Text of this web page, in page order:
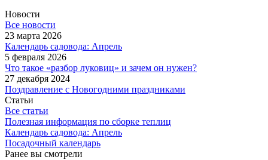
Новости
Все новости
23 марта 2026
Календарь садовода: Апрель
5 февраля 2026
Что такое «разбор луковиц» и зачем он нужен?
27 декабря 2024
Поздравление с Новогодними праздниками
Статьи
Все статьи
Полезная информация по сборке теплиц
Календарь садовода: Апрель
Посадочный календарь
Ранее вы смотрели